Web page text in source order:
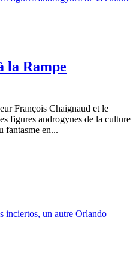
la Rampe
François Chaignaud et le
figures androgynes de la culture
fantasme en...